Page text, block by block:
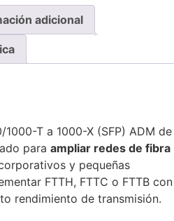
adicional
T a 1000-X (SFP) ADM de
para ampliar redes de fibra
y pequeñas
FTTH, FTTC o FTTB con
rendimiento de transmisión.